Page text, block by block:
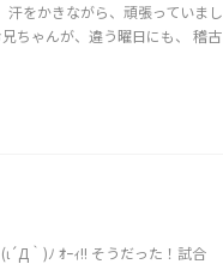
をかきながら、頑張っていまし
ちゃんが、違う曜日にも、 稽古
｀)ﾉ ｵｰｨ!! そうだった！試合